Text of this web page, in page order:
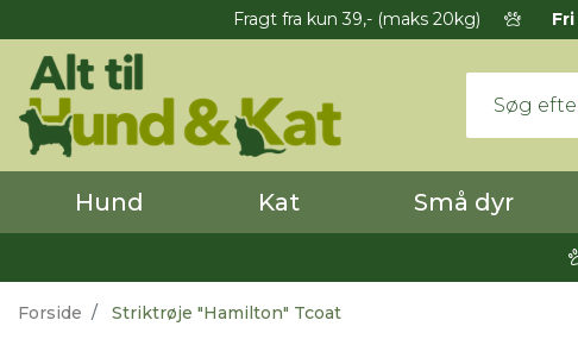
Fragt fra kun 39,- (maks 20kg)
Hund Kat Små dyr
Forside Striktrøje "Hamilton" Tcoat